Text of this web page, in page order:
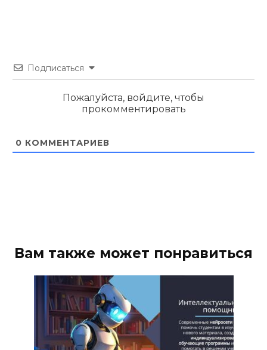
Подписаться
Пожалуйста, войдите, чтобы
прокомментировать
0 КОММЕНТАРИЕВ
Вам также может понравиться